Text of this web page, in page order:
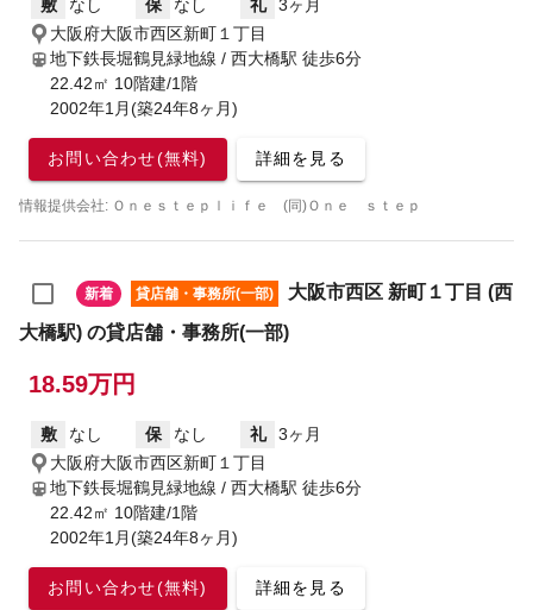
敷 なし 保 なし 礼
3ヶ月
大阪府大阪市西区新町１丁目
地下鉄長堀鶴見緑地線 / 西大橋駅 徒歩6分
22.42㎡ 10階建/1階
2002年1月(築24年8ヶ月)
お問い合わせ(無料) 詳細を見る
情報提供会社: Ｏｎｅｓｔｅｐｌｉｆｅ (同)Ｏｎｅ ｓｔｅｐ
新着 貸店舗・事務所(一部)
大阪市西区 新町１丁目 (西
大橋駅) の貸店舗・事務所(一部)
18.59万円
敷 なし 保 なし 礼
3ヶ月
大阪府大阪市西区新町１丁目
地下鉄長堀鶴見緑地線 / 西大橋駅 徒歩6分
22.42㎡ 10階建/1階
2002年1月(築24年8ヶ月)
お問い合わせ(無料) 詳細を見る